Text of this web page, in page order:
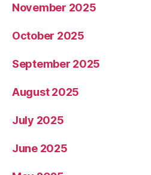
November 2025
October 2025
September 2025
August 2025
July 2025
June 2025